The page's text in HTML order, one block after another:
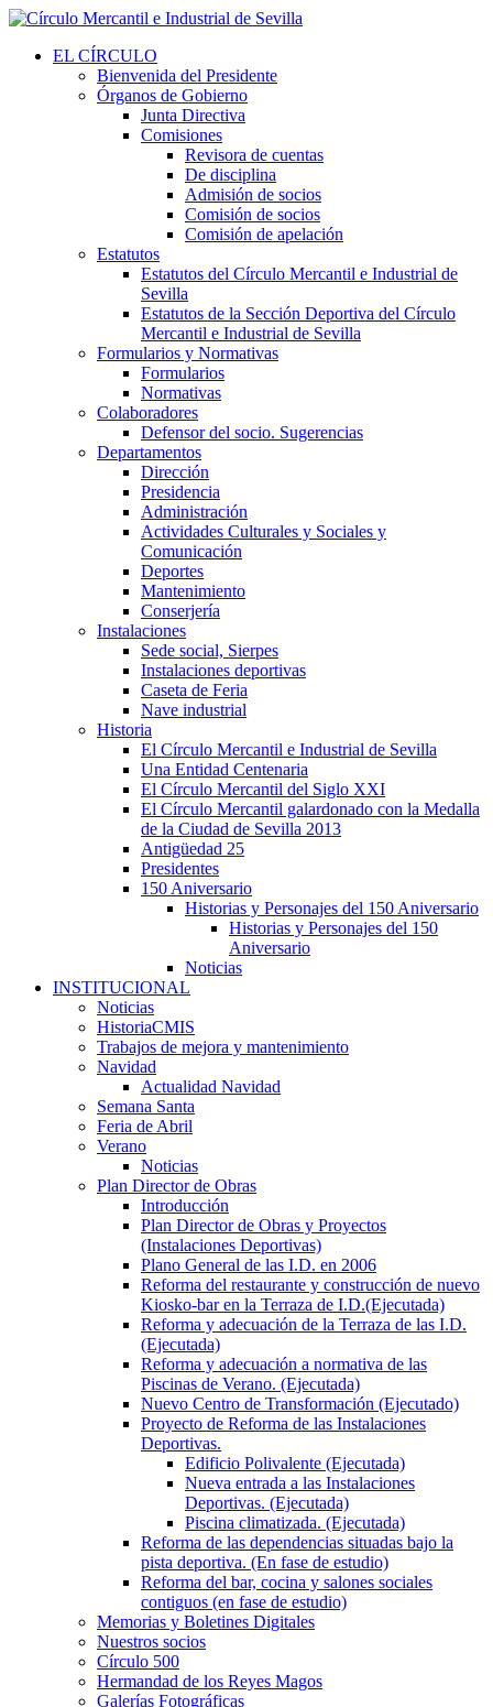
EL CÍRCULO
Bienvenida del Presidente
Órganos de Gobierno
Junta Directiva
Comisiones
Revisora de cuentas
De disciplina
Admisión de socios
Comisión de socios
Comisión de apelación
Estatutos
Estatutos del Círculo Mercantil e Industrial de
Sevilla
Estatutos de la Sección Deportiva del Círculo
Mercantil e Industrial de Sevilla
Formularios y Normativas
Formularios
Normativas
Colaboradores
Defensor del socio. Sugerencias
Departamentos
Dirección
Presidencia
Administración
Actividades Culturales y Sociales y
Comunicación
Deportes
Mantenimiento
Conserjería
Instalaciones
Sede social, Sierpes
Instalaciones deportivas
Caseta de Feria
Nave industrial
Historia
El Círculo Mercantil e Industrial de Sevilla
Una Entidad Centenaria
El Círculo Mercantil del Siglo XXI
El Círculo Mercantil galardonado con la Medalla
de la Ciudad de Sevilla 2013
Antigüedad 25
Presidentes
150 Aniversario
Historias y Personajes del 150 Aniversario
Historias y Personajes del 150
Aniversario
Noticias
INSTITUCIONAL
Noticias
HistoriaCMIS
Trabajos de mejora y mantenimiento
Navidad
Actualidad Navidad
Semana Santa
Feria de Abril
Verano
Noticias
Plan Director de Obras
Introducción
Plan Director de Obras y Proyectos
(Instalaciones Deportivas)
Plano General de las I.D. en 2006
Reforma del restaurante y construcción de nuevo
Kiosko-bar en la Terraza de I.D.(Ejecutada)
Reforma y adecuación de la Terraza de las I.D.
(Ejecutada)
Reforma y adecuación a normativa de las
Piscinas de Verano. (Ejecutada)
Nuevo Centro de Transformación (Ejecutado)
Proyecto de Reforma de las Instalaciones
Deportivas.
Edificio Polivalente (Ejecutada)
Nueva entrada a las Instalaciones
Deportivas. (Ejecutada)
Piscina climatizada. (Ejecutada)
Reforma de las dependencias situadas bajo la
pista deportiva. (En fase de estudio)
Reforma del bar, cocina y salones sociales
contiguos (en fase de estudio)
Memorias y Boletines Digitales
Nuestros socios
Círculo 500
Hermandad de los Reyes Magos
Galerías Fotográficas